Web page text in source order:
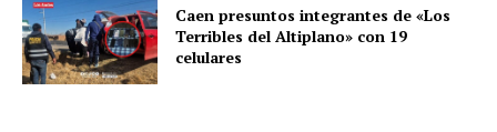
Caen presuntos integrantes de «Los
Terribles del Altiplano» con 19
celulares